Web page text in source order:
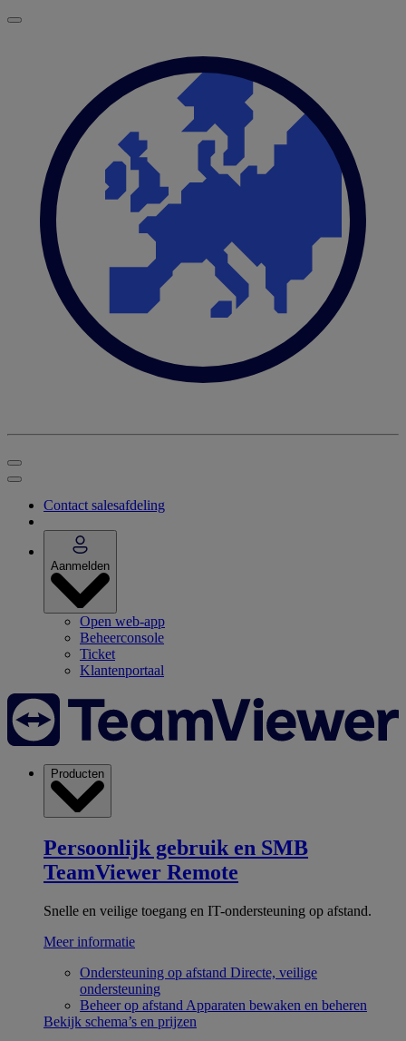
Contact salesafdeling
Aanmelden
Open web-app
Beheerconsole
Ticket
Klantenportaal
Producten
Persoonlijk gebruik en SMB
TeamViewer Remote
Snelle en veilige toegang en IT-ondersteuning op afstand.
Meer informatie
Ondersteuning op afstand Directe, veilige
ondersteuning
Beheer op afstand Apparaten bewaken en beheren
Bekijk schema’s en prijzen